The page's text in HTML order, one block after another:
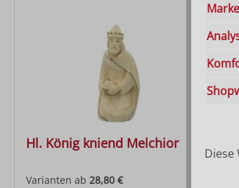
Hl. König kniend Melchior
Varianten ab 28,80 €
Diese